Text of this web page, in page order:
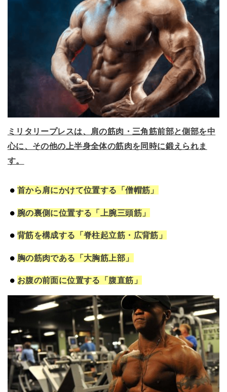
ミリタリープレスは、肩の筋肉・三角筋前部と側部を中
心に、その他の上半身全体の筋肉を同時に鍛えられま
す。
首から肩にかけて位置する「僧帽筋」
腕の裏側に位置する「上腕三頭筋」
背筋を構成する「脊柱起立筋・広背筋」
胸の筋肉である「大胸筋上部」
お腹の前面に位置する「腹直筋」